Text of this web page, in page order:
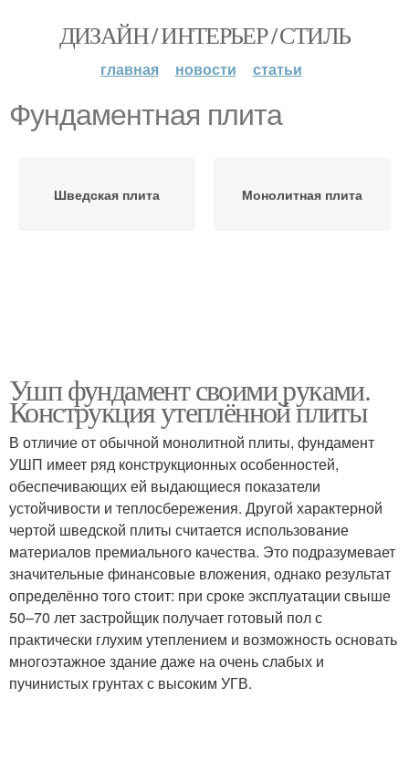
ДИЗАЙН / ИНТЕРЬЕР / СТИЛЬ
главная новости статьи
Фундаментная плита
Шведская плита Монолитная плита
Ушп фундамент своими руками.
Конструкция утеплённой плиты
В отличие от обычной монолитной плиты, фундамент
УШП имеет ряд конструкционных особенностей,
обеспечивающих ей выдающиеся показатели
устойчивости и теплосбережения. Другой характерной
чертой шведской плиты считается использование
материалов премиального качества. Это подразумевает
значительные финансовые вложения, однако результат
определённо того стоит: при сроке эксплуатации свыше
50–70 лет застройщик получает готовый пол с
практически глухим утеплением и возможность основать
многоэтажное здание даже на очень слабых и
пучинистых грунтах с высоким УГВ.